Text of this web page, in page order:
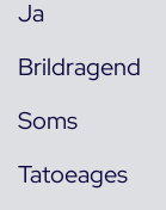
Ja
Brildragend
Soms
Tatoeages